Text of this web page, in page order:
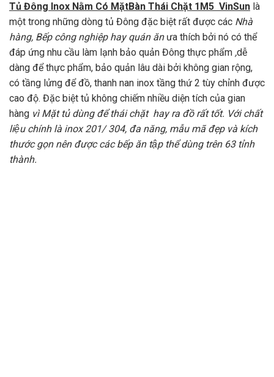
Tủ Đông Inox Nằm Có MặtBàn Thái Chặt 1M5 VinSun là
một trong những dòng tủ Đông đặc biệt rất được các Nhà
hàng, Bếp công nghiệp hay quán ănưa thích bởi nó có thể
đáp ứng nhu cầu làm lạnh bảo quản Đông thực phẩm ,dễ
dàng để thực phẩm, bảo quản lâu dài bởi không gian rộng,
có tầng lửng để đồ, thanh nan inox tầng thứ 2 tùy chỉnh được
cao độ. Đặc biệt tủ không chiếm nhiều diện tích của gian
hàng vì Mặt tủ dùng để thái chặt hay ra đồ rất tốt. Với chất
liệu chính là inox 201/ 304, đa năng, mẫu mã đẹp và kích
thước gọn nên được các bếp ăn tập thể dùng trên 63 tỉnh
thành.